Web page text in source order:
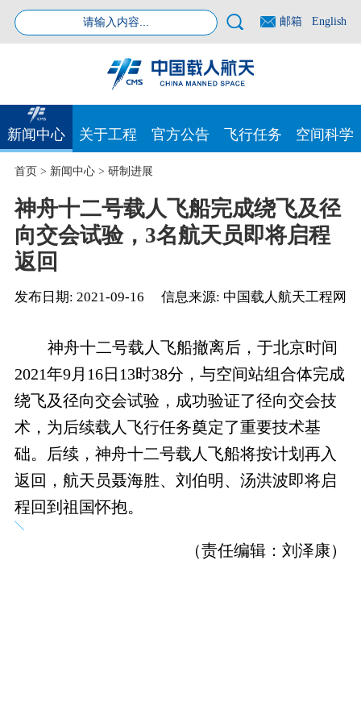
邮箱 English
新闻中心 关于工程 官方公告 飞行任务 空间科学
首页> 新闻中心> 研制进展
神舟十二号载人飞船完成绕飞及径
向交会试验，3名航天员即将启程
返回
发布日期: 2021-09-16 信息来源: 中国载人航天工程网
神舟十二号载人飞船撤离后，于北京时间
2021年9月16日13时38分，与空间站组合体完成
绕飞及径向交会试验，成功验证了径向交会技
术，为后续载人飞行任务奠定了重要技术基
础。后续，神舟十二号载人飞船将按计划再入
返回，航天员聂海胜、刘伯明、汤洪波即将启
程回到祖国怀抱。
（责任编辑：刘泽康）